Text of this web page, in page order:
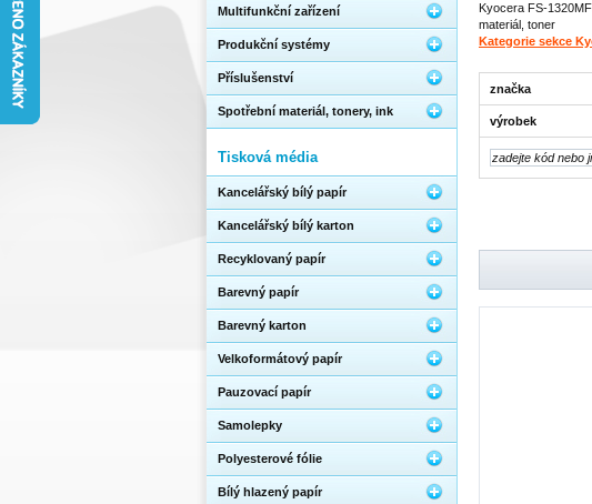
Kyocera FS-
materiál, toner
Kategorie sekce
značka
výrobek
Multifunkční zařízení
Produkční systémy
Příslušenství
Spotřební materiál, tonery, ink
Tisková média
Kancelářský bílý papír
Kancelářský bílý karton
Recyklovaný papír
Barevný papír
Barevný karton
Velkoformátový papír
Pauzovací papír
Samolepky
Polyesterové fólie
Bílý hlazený papír